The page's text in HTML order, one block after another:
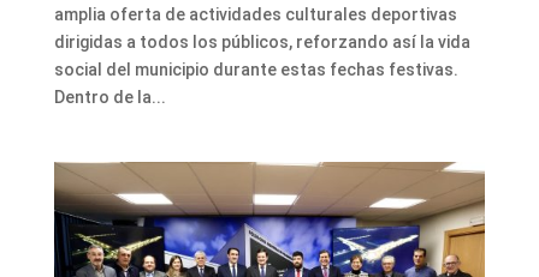
amplia oferta de actividades culturales deportivas
dirigidas a todos los públicos, reforzando así la vida
social del municipio durante estas fechas festivas.
Dentro de la...